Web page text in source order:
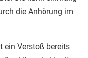
die Anhörung im
ein Verstoß bereits